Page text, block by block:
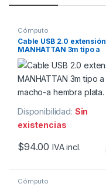
Cómputo
Cable USB 2.0 extensión
MANHATTAN 3m tipo a
macho-a hembra plata.
Disponibilidad: Sin
existencias
$94.00 IVA incl.
Cómputo